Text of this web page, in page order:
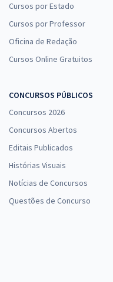
Cursos por Estado
Cursos por Professor
Oficina de Redação
Cursos Online Gratuitos
CONCURSOS PÚBLICOS
Concursos 2026
Concursos Abertos
Editais Publicados
Histórias Visuais
Notícias de Concursos
Questões de Concurso